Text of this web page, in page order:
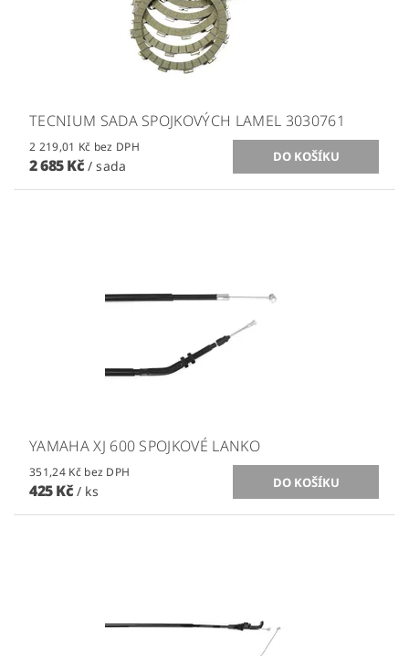
TECNIUM SADA SPOJKOVÝCH LAMEL 3030761
2 219,01 Kč bez DPH
2 685 Kč / sada
YAMAHA XJ 600 SPOJKOVÉ LANKO
351,24 Kč bez DPH
425 Kč / ks